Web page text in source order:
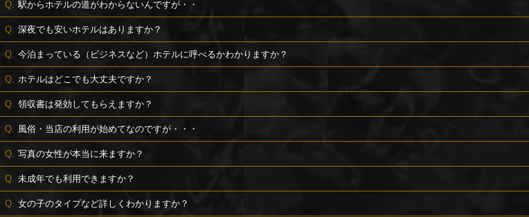
駅からホテルの道がわからないんですが・・
深夜でも安いホテルはありますか？
今泊まっている（ビジネスなど）ホテルに呼べるかわかりますか？
ホテルはどこでも大丈夫ですか？
領収書は発効してもらえますか？
風俗・当店の利用が始めてなのですが・・・
写真の女性が本当に来ますか？
未成年でも利用できますか？
女の子のタイプなど詳しくわかりますか？